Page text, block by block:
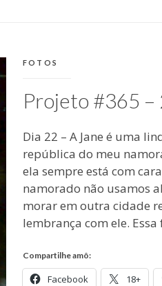
CATEGORIAS:
FOTOS
Projeto #365 –
Dia 22 – A Jane é uma
república do meu
ela sempre está com
namorado não usamos
morar em outra cidade
lembrança com ele.
Compartilhe amô:
Facebook 18+